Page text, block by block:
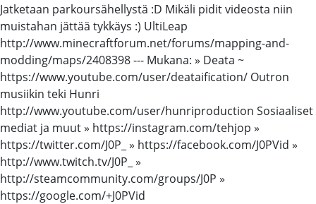
Jatketaan parkoursähellystä :D Mikäli pidit videosta niin
muistahan jättää tykkäys :) UltiLeap
http://www.minecraftforum.net/forums/mapping-and-
modding/maps/2408398 --- Mukana: » Deata ~
https://www.youtube.com/user/deataification/ Outron
musiikin teki Hunri
http://www.youtube.com/user/hunriproduction Sosiaaliset
mediat ja muut » https://instagram.com/tehjop »
https://twitter.com/J0P_ » https://facebook.com/J0PVid »
http://www.twitch.tv/J0P_ »
http://steamcommunity.com/groups/J0P »
https://google.com/+J0PVid